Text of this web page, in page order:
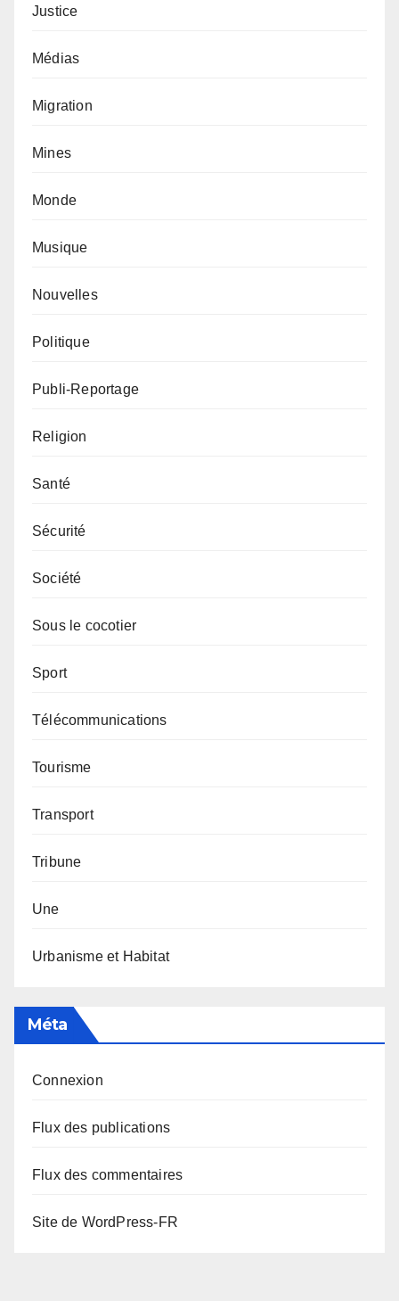
Justice
Médias
Migration
Mines
Monde
Musique
Nouvelles
Politique
Publi-Reportage
Religion
Santé
Sécurité
Société
Sous le cocotier
Sport
Télécommunications
Tourisme
Transport
Tribune
Une
Urbanisme et Habitat
Méta
Connexion
Flux des publications
Flux des commentaires
Site de WordPress-FR